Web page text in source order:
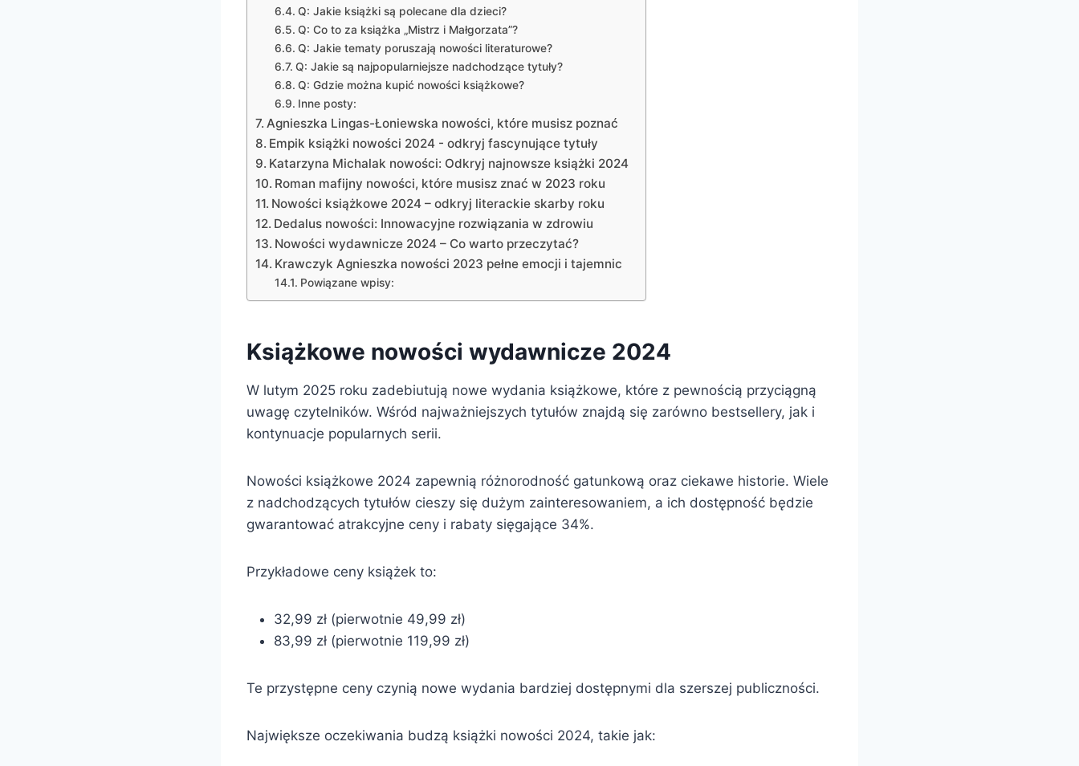
Q: Jakie książki są polecane dla dzieci?
Q: Co to za książka „Mistrz i Małgorzata”?
Q: Jakie tematy poruszają nowości literaturowe?
Q: Jakie są najpopularniejsze nadchodzące tytuły?
Q: Gdzie można kupić nowości książkowe?
Inne posty:
Agnieszka Lingas-Łoniewska nowości, które musisz poznać
Empik książki nowości 2024 - odkryj fascynujące tytuły
Katarzyna Michalak nowości: Odkryj najnowsze książki 2024
Roman mafijny nowości, które musisz znać w 2023 roku
Nowości książkowe 2024 – odkryj literackie skarby roku
Dedalus nowości: Innowacyjne rozwiązania w zdrowiu
Nowości wydawnicze 2024 – Co warto przeczytać?
Krawczyk Agnieszka nowości 2023 pełne emocji i tajemnic
Powiązane wpisy:
Książkowe nowości wydawnicze 2024
W lutym 2025 roku zadebiutują nowe wydania książkowe, które z pewnością przyciągną
uwagę czytelników. Wśród najważniejszych tytułów znajdą się zarówno bestsellery, jak i
kontynuacje popularnych serii.
Nowości książkowe 2024 zapewnią różnorodność gatunkową oraz ciekawe historie. Wiele
z nadchodzących tytułów cieszy się dużym zainteresowaniem, a ich dostępność będzie
gwarantować atrakcyjne ceny i rabaty sięgające 34%.
Przykładowe ceny książek to:
32,99 zł (pierwotnie 49,99 zł)
83,99 zł (pierwotnie 119,99 zł)
Te przystępne ceny czynią nowe wydania bardziej dostępnymi dla szerszej publiczności.
Największe oczekiwania budzą książki nowości 2024, takie jak: